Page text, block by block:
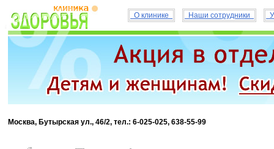
О клинике Наши сотрудники
Москва, Бутырская ул., 46/2, тел.: 6-025-025, 638-55-99